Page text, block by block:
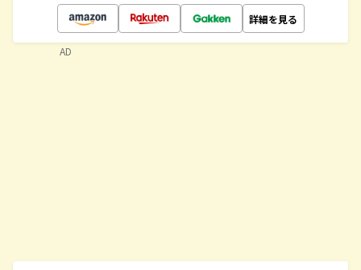
詳細を見る
AD